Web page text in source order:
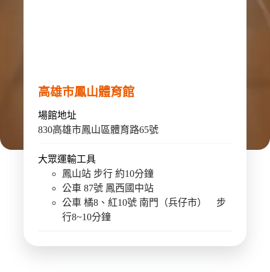
高雄市鳳山體育館
場館地址
830高雄市鳳山區體育路65號
大眾運輸工具
鳳山站 步行 約10分鐘
公車 87號 鳳西國中站
公車 橘8、紅10號 南門（兵仔市） 步
行8~10分鐘